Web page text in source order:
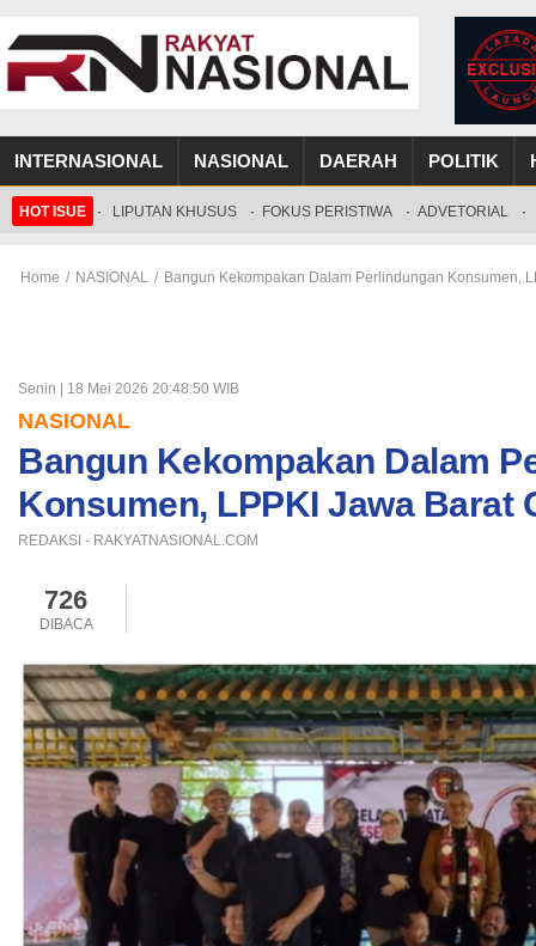
INTERNASIONAL NASIONAL DAERAH POLITIK
HOT ISUE · LIPUTAN KHUSUS · FOKUS PERISTIWA · ADVETORIAL ·
Home / NASIONAL / Bangun Kekompakan Dalam Perlindungan Konsumen,
Senin | 18 Mei 2026 20:48:50 WIB
NASIONAL
Bangun Kekompakan Dalam
Konsumen, LPPKI Jawa Barat
REDAKSI - RAKYATNASIONAL.COM
726
DIBACA